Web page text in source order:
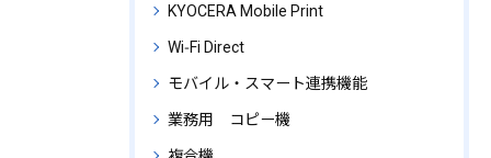
KYOCERA Mobile Print
Wi‑Fi Direct
モバイル・スマート連携機能
業務用 コピー機